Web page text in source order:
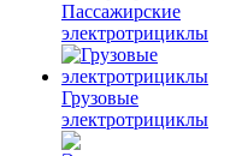
Пассажирские
электротрициклы
Грузовые
электротрициклы